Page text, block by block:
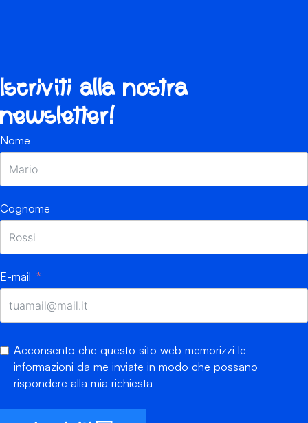
Iscriviti alla nostra
newsletter!
Nome
Cognome
E-mail
Acconsento che questo sito web memorizzi le
informazioni da me inviate in modo che possano
rispondere alla mia richiesta